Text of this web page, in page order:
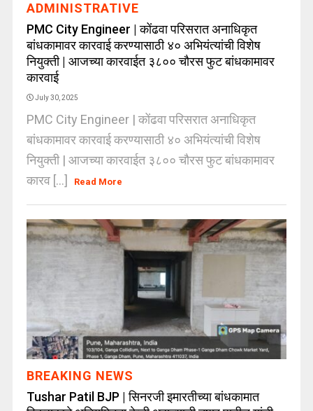
ADMINISTRATIVE
PMC City Engineer | कोंढवा परिसरात अनाधिकृत
बांधकामावर कारवाई करण्यासाठी ४० अभियंत्यांची विशेष
नियुक्ती | आजच्या कारवाईत ३८०० चौरस फुट बांधकामावर
कारवाई
July 30, 2025
PMC City Engineer | कोंढवा परिसरात अनाधिकृत
बांधकामावर कारवाई करण्यासाठी ४० अभियंत्यांची विशेष
नियुक्ती | आजच्या कारवाईत ३८०० चौरस फुट बांधकामावर
कारव [...]
Read More
BREAKING NEWS
Tushar Patil BJP | सिनरजी इमारतीच्या बांधकामात